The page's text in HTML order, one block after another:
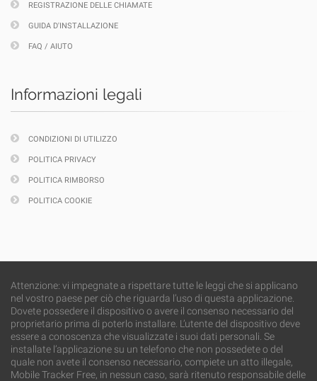
REGISTRAZIONE DELLE CHIAMATE
GUIDA D'INSTALLAZIONE
FAQ / AIUTO
Informazioni legali
CONDIZIONI DI UTILIZZO
POLITICA PRIVACY
POLITICA RIMBORSO
POLITICA COOKIE
Attenzione: vi impegnate a rispettare tutte le leggi che si applicano
nel vostro paese per ciò che riguarda l’uso di questa applicazione.
Dovete possedere il dispositivo o avere il consenso necessario del
proprietario prima di poterlo installare. L’utente del dispositivo deve
essere a conoscenza che visualizzate i suoi dati personali. Se
installate l’applicazione su un telefono che non possedete o del
quale non avete il consenso necessario, compiete un atto illegale,
Mobile Tracker Free, in nessun caso, sarà ritenuto responsabile delle